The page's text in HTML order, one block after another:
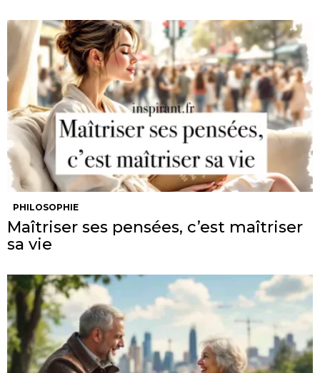
PHILOSOPHIE
Maîtriser ses pensées, c’est maîtriser
sa vie